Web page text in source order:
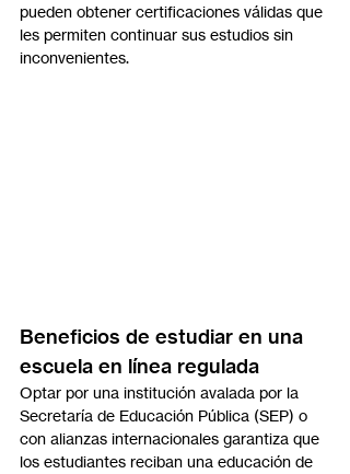
pueden obtener certificaciones válidas que
les permiten continuar sus estudios sin
inconvenientes.
Beneficios de estudiar en una
escuela en línea regulada
Optar por una institución avalada por la
Secretaría de Educación Pública (SEP) o
con alianzas internacionales garantiza que
los estudiantes reciban una educación de